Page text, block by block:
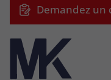
Demandez un